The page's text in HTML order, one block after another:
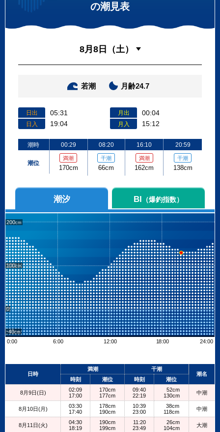
の潮見表
若潮 月齢24.7
日出 05:31
日入 19:04
月出 00:04
月入 15:12
潮時
潮位
00:29
満潮
170cm
08:20
干潮
66cm
16:10
満潮
162cm
20:59
干潮
138cm
潮汐 BI （爆釣指数）
200
100
0
-40
0:00
6:00 12:00 18:00 24:00
+
日時
満潮
干潮
潮名
時刻
潮位 時刻 潮位
8月9日(日)
02:09
17:00
170cm
177cm
09:40
22:19
52cm
130cm
中潮
8月10日(月)
03:30
17:40
178cm
190cm
10:39
23:00
38cm
118cm
中潮
8月11日(火)
04:30
18:19
190cm
199cm
11:20
23:49
26cm
104cm
大潮